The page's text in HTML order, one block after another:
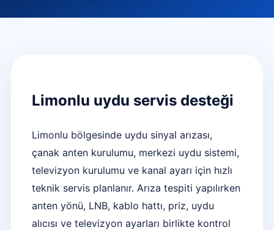
Limonlu uydu servis desteği
Limonlu bölgesinde uydu sinyal arızası,
çanak anten kurulumu, merkezi uydu sistemi,
televizyon kurulumu ve kanal ayarı için hızlı
teknik servis planlanır. Arıza tespiti yapılırken
anten yönü, LNB, kablo hattı, priz, uydu
alıcısı ve televizyon ayarları birlikte kontrol